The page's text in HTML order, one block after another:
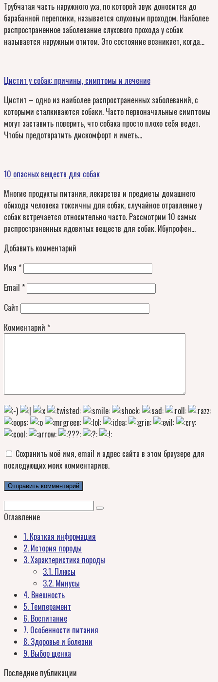
Трубчатая часть наружного уха, по которой звук доносится до
барабанной перепонки, называется слуховым проходом. Наиболее
распространенное заболевание слухового прохода у собак
называется наружным отитом. Это состояние возникает, когда…
Цистит у собак: причины, симптомы и лечение
Цистит – одно из наиболее распространенных заболеваний, с
которыми сталкиваются собаки. Часто первоначальные симптомы
могут заставить поверить, что собака просто плохо себя ведет.
Чтобы предотвратить дискомфорт и иметь…
10 опасных веществ для собак
Многие продукты питания, лекарства и предметы домашнего
обихода человека токсичны для собак, случайное отравление у
собак встречается относительно часто. Рассмотрим 10 самых
распространенных ядовитых веществ для собак. Ибупрофен…
Добавить комментарий
Имя *
Email *
Сайт
Комментарий *
Сохранить моё имя, email и адрес сайта в этом браузере для
последующих моих комментариев.
Поиск:
Оглавление
1. Краткая информация
2. История породы
3.Характеристика породы
3.1. Плюсы
3.2. Минусы
4. Внешность
5. Темперамент
6. Воспитание
7. Особенности питания
8.Здоровье и болезни
9. Выбор щенка
Последние публикации